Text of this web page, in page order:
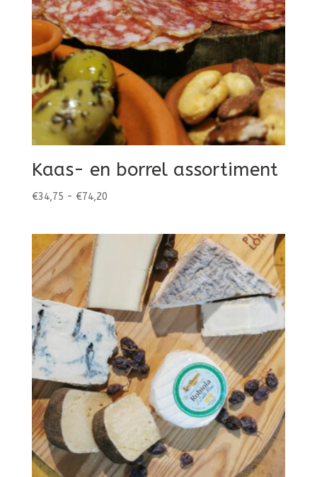
Kaas- en borrel assortiment
€34,75 - €74,20Prijsklasse: